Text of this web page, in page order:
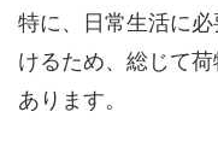
特に、日常生活に
けるため、総じて
あります。